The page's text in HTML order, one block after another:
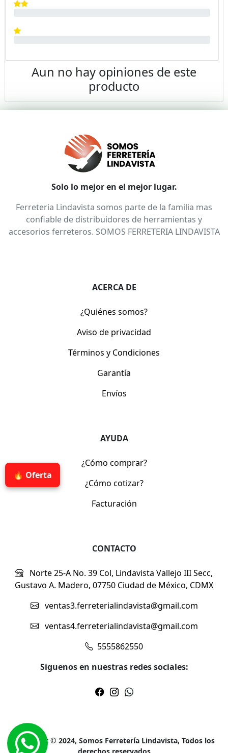
🔥 Oferta
Aun no hay opiniones de este
producto
Solo lo mejor en el mejor lugar.
Ferreteria Lindavista somos parte de la familia mas
confiable de distribuidores de herramientas y
accesorios ferreteros. SOMOS FERRETERIA LINDAVISTA
ACERCA DE
¿Quiénes somos?
Aviso de privacidad
Términos y Condiciones
Garantía
Envíos
AYUDA
¿Cómo comprar?
¿Cómo cotizar?
Facturación
CONTACTO
Norte 25-A No. 39 Col, Lindavista Vallejo III Secc,
Gustavo A. Madero, 07750 Ciudad de México, CDMX
ventas3.ferreterialindavista@gmail.com
ventas4.ferreterialindavista@gmail.com
5555862550
Siguenos en nuestras redes sociales:
Copyright © 2024, Somos Ferretería Lindavista, Todos los